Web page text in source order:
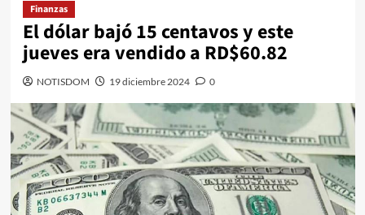
Finanzas
El dólar bajó 15 centavos y este
jueves era vendido a RD$60.82
NOTISDOM 19 diciembre 2024 0